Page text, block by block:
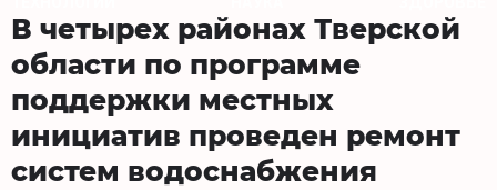
В четырех районах Тверской
области по программе
поддержки местных
инициатив проведен ремонт
систем водоснабжения